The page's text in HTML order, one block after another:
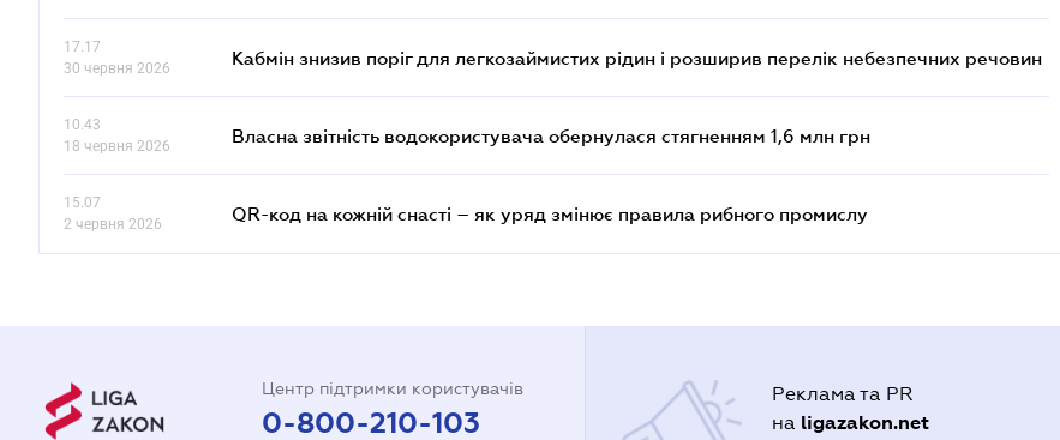
17.17
30 червня 2026
Кабмін знизив поріг для легкозаймистих рідин і розширив перелік небезпечних речовин
10.43
18 червня 2026
Власна звітність водокористувача обернулася стягненням 1,6 млн грн
15.07
2 червня 2026
QR-код на кожній снасті – як уряд змінює правила рибного промислу
Центр підтримки користувачів
0-800-210-103
Реклама та PR
на ligazakon.net